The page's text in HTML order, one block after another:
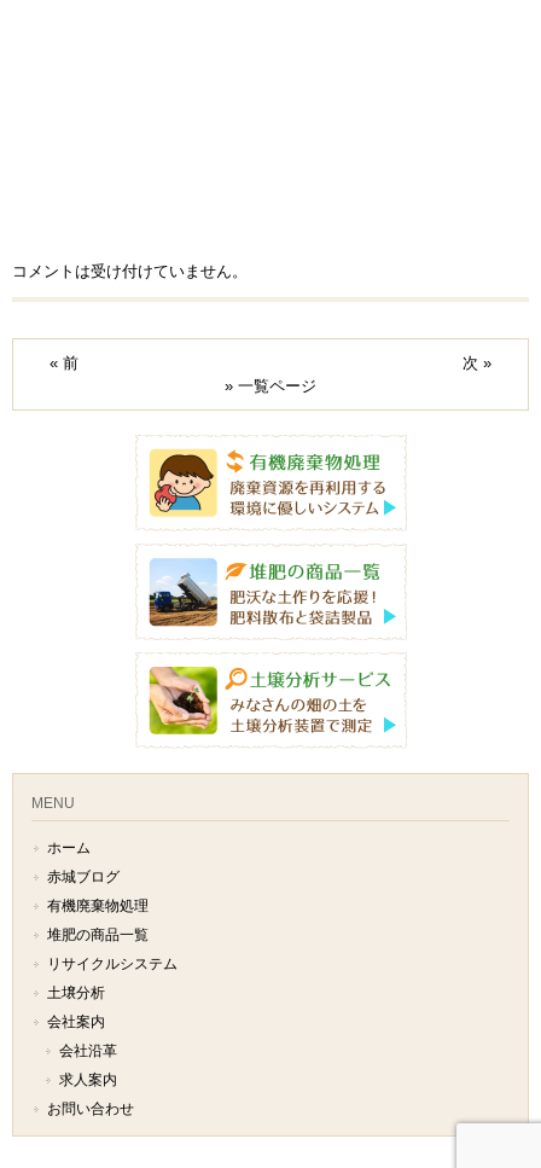
コメントは受け付けていません。
« 前
次 »
» 一覧ページ
MENU
ホーム
赤城ブログ
有機廃棄物処理
堆肥の商品一覧
リサイクルシステム
土壌分析
会社案内
会社沿革
求人案内
お問い合わせ